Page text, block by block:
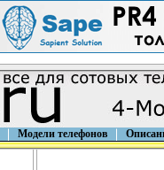
Модели телефонов